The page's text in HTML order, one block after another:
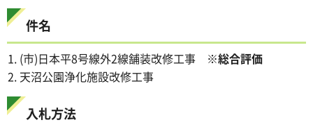
件名
(市)日本平8号線外2線舗装改修工事 ※総合評価
天沼公園浄化施設改修工事
入札方法